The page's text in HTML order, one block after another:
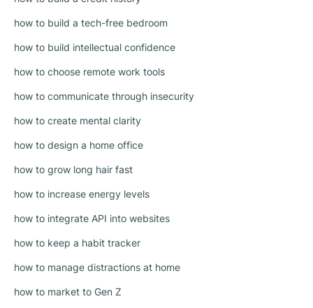
how to build a tech-free bedroom
how to build intellectual confidence
how to choose remote work tools
how to communicate through insecurity
how to create mental clarity
how to design a home office
how to grow long hair fast
how to increase energy levels
how to integrate API into websites
how to keep a habit tracker
how to manage distractions at home
how to market to Gen Z